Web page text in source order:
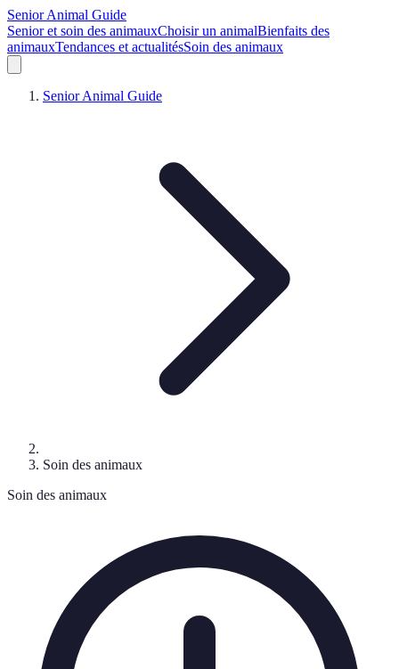
Senior Animal Guide
Senior et soin des animauxChoisir un animalBienfaits des
animauxTendances et actualitésSoin des animaux
Senior Animal Guide
Soin des animaux
Soin des animaux